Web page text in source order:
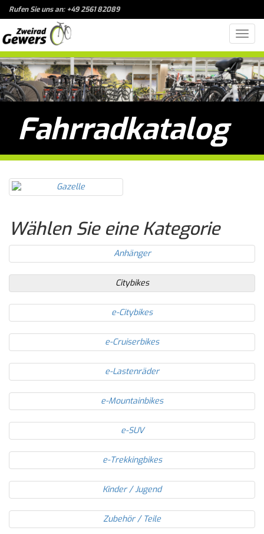
Rufen Sie uns an: +49 2561 82089
Fahrradkatalog
Wählen Sie eine Kategorie
Anhänger
Citybikes
e-Citybikes
e-Cruiserbikes
e-Lastenräder
e-Mountainbikes
e-SUV
e-Trekkingbikes
Kinder / Jugend
Zubehör / Teile